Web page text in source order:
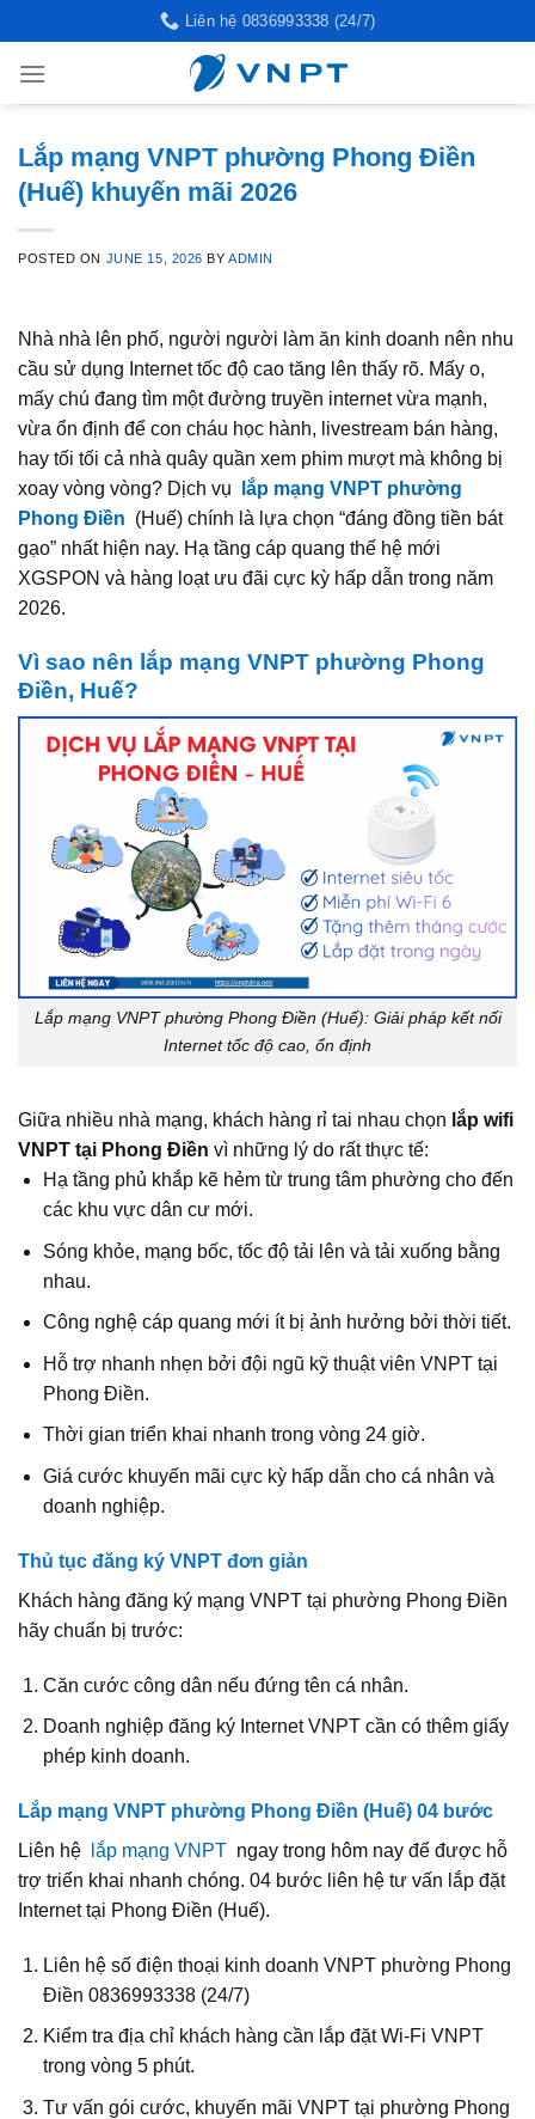
to
content
Liên hệ 0836993338 (24/7)
Lắp mạng VNPT phường Phong Điền
(Huế) khuyến mãi 2026
POSTED ON JUNE 15, 2026 BYADMIN
Nhà nhà lên phố, người người làm ăn kinh doanh nên nhu
cầu sử dụng Internet tốc độ cao tăng lên thấy rõ. Mấy o,
mấy chú đang tìm một đường truyền internet vừa mạnh,
vừa ổn định để con cháu học hành, livestream bán hàng,
hay tối tối cả nhà quây quần xem phim mượt mà không bị
xoay vòng vòng? Dịch vụ
lắp mạng VNPT phường
Phong Điền (Huế) chính là lựa chọn “đáng đồng tiền bát
gạo” nhất hiện nay. Hạ tầng cáp quang thế hệ mới
XGSPON và hàng loạt ưu đãi cực kỳ hấp dẫn trong năm
2026.
Vì sao nên lắp mạng VNPT phường Phong
Điền, Huế?
Lắp mạng VNPT phường Phong Điền (Huế): Giải pháp kết nối
Internet tốc độ cao, ổn định
Giữa nhiều nhà mạng, khách hàng rỉ tai nhau chọn lắp wifi
VNPT tại Phong Điền vì những lý do rất thực tế:
Hạ tầng phủ khắp kẽ hẻm từ trung tâm phường cho đến
các khu vực dân cư mới.
Sóng khỏe, mạng bốc, tốc độ tải lên và tải xuống bằng
nhau.
Công nghệ cáp quang mới ít bị ảnh hưởng bởi thời tiết.
Hỗ trợ nhanh nhẹn bởi đội ngũ kỹ thuật viên VNPT tại
Phong Điền.
Thời gian triển khai nhanh trong vòng 24 giờ.
Giá cước khuyến mãi cực kỳ hấp dẫn cho cá nhân và
doanh nghiệp.
Thủ tục đăng ký VNPT đơn giản
Khách hàng đăng ký mạng VNPT tại phường Phong Điền
hãy chuẩn bị trước:
Căn cước công dân nếu đứng tên cá nhân.
Doanh nghiệp đăng ký Internet VNPT cần có thêm giấy
phép kinh doanh.
Lắp mạng VNPT phường Phong Điền (Huế) 04 bước
Liên hệ
lắp mạng VNPT ngay trong hôm nay để được hỗ
trợ triển khai nhanh chóng. 04 bước liên hệ tư vấn lắp đặt
Internet tại Phong Điền (Huế).
Liên hệ số điện thoại kinh doanh VNPT phường Phong
Điền 0836993338 (24/7)
Kiểm tra địa chỉ khách hàng cần lắp đặt Wi‑Fi VNPT
trong vòng 5 phút.
Tư vấn gói cước, khuyến mãi VNPT tại phường Phong